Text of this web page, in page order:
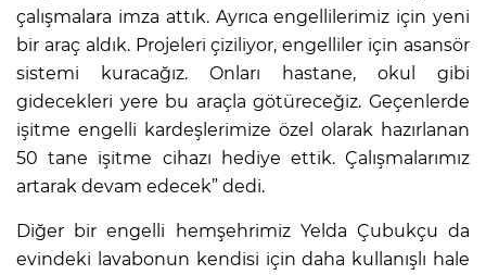
çalışmalara imza attık. Ayrıca engellilerimiz için yeni
bir araç aldık. Projeleri çiziliyor, engelliler için asansör
sistemi kuracağız. Onları hastane, okul gibi
gidecekleri yere bu araçla götüreceğiz. Geçenlerde
işitme engelli kardeşlerimize özel olarak hazırlanan
50 tane işitme cihazı hediye ettik. Çalışmalarımız
artarak devam edecek” dedi.
Diğer bir engelli hemşehrimiz Yelda Çubukçu da
evindeki lavabonun kendisi için daha kullanışlı hale